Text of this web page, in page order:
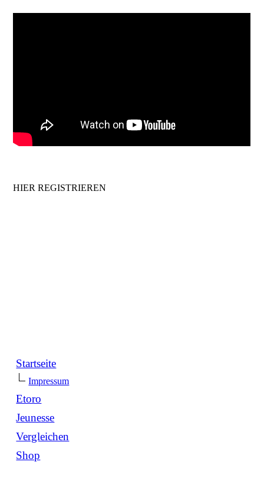
HIER REGISTRIEREN
Startseite
Impressum
Etoro
Jeunesse
Vergleichen
Shop